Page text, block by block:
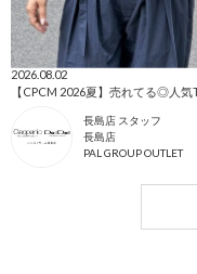
2026.08.02
長島店 スタッフ
長島店
PAL GROUP OUTLET